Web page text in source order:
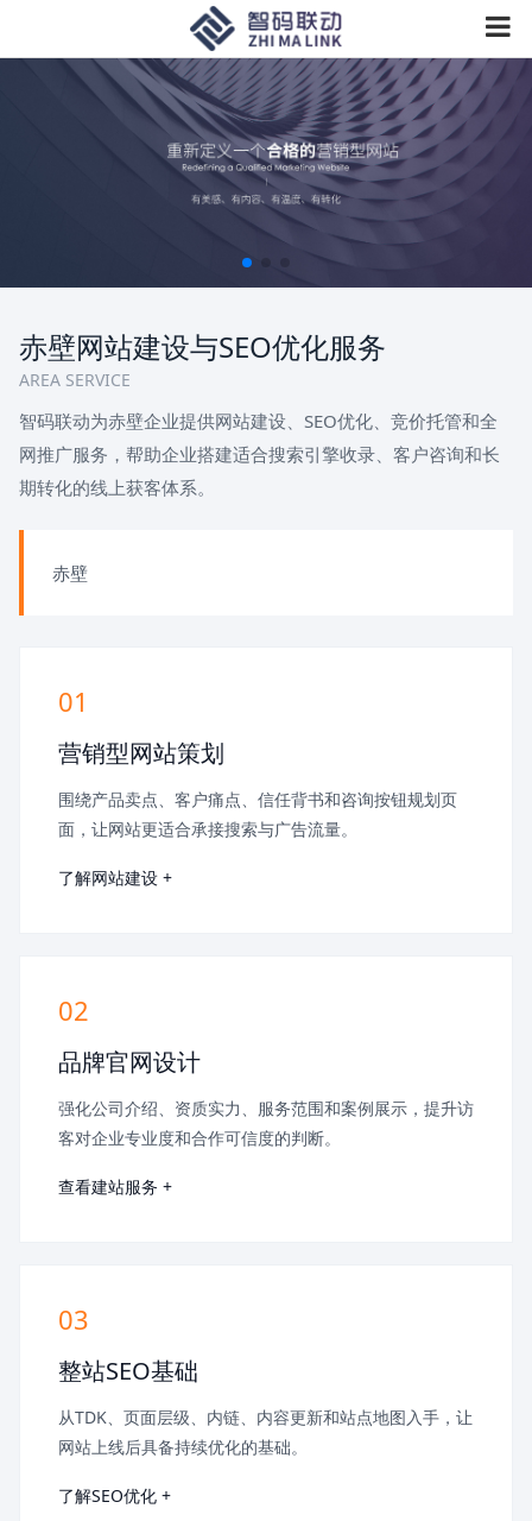
赤壁网站建设与SEO优化服务
AREA SERVICE
智码联动为赤壁企业提供网站建设、SEO优化、竞价托管和全
网推广服务，帮助企业搭建适合搜索引擎收录、客户咨询和长
期转化的线上获客体系。
赤壁
01
营销型网站策划
围绕产品卖点、客户痛点、信任背书和咨询按钮规划页
面，让网站更适合承接搜索与广告流量。
了解网站建设 +
02
品牌官网设计
强化公司介绍、资质实力、服务范围和案例展示，提升访
客对企业专业度和合作可信度的判断。
查看建站服务 +
03
整站SEO基础
从TDK、页面层级、内链、内容更新和站点地图入手，让
网站上线后具备持续优化的基础。
了解SEO优化 +